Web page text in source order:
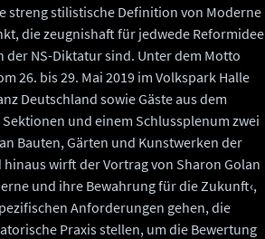
streng stilistische Definition von Moderne
die zeugnishaft für jedwede Reformidee
der NS-Diktatur sind. Unter dem Motto
26. bis 29. Mai 2019 im Volkspark Halle
Deutschland sowie Gäste aus dem
und einem Schlussplenum zwei
Bauten, Gärten und Kunstwerken der
wirft der Vortrag von Sharon Golan
und ihre Bewahrung für die Zukunft‹,
Anforderungen gehen, die
Praxis stellen, um die Bewertung